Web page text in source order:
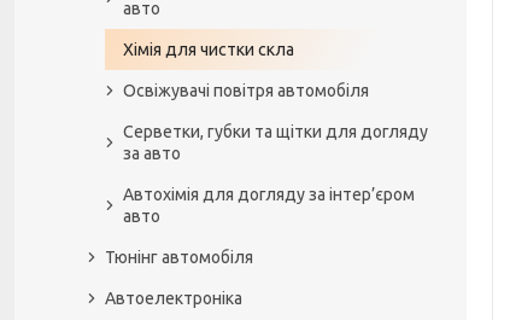
авто
Хімія для чистки скла
Освіжувачі повітря автомобіля
Серветки, губки та щітки для догляду
за авто
Автохімія для догляду за інтер’єром
авто
Тюнінг автомобіля
Автоелектроніка